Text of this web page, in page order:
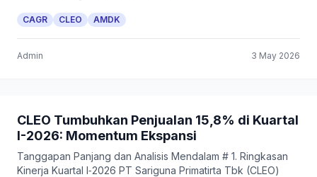
CAGR CLEO AMDK
Admin 3 May 2026
CLEO Tumbuhkan Penjualan 15,8% di Kuartal
I-2026: Momentum Ekspansi
Tanggapan Panjang dan Analisis Mendalam # 1. Ringkasan
Kinerja Kuartal I‑2026 PT Sariguna Primatirta Tbk (CLEO)